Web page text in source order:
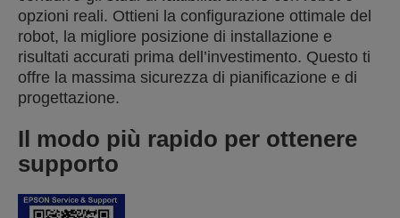
opzioni reali. Ottieni la configurazione ottimale del
robot, la migliore posizione di installazione e
risultati accurati prima dell’investimento. Questo ti
offre la massima sicurezza di pianificazione e di
progettazione.
Il modo più rapido per ottenere
supporto